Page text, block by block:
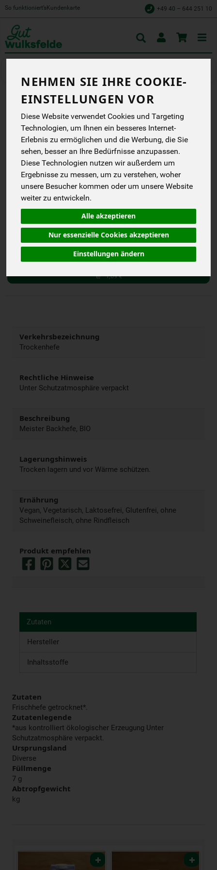
NEHMEN SIE IHRE COOKIE-
EINSTELLUNGEN VOR
Diese Website verwendet Cookies und Targeting
Technologien, um Ihnen ein besseres Internet-
Erlebnis zu ermöglichen und die Werbung, die Sie
sehen, besser an Ihre Bedürfnisse anzupassen.
Diese Technologien nutzen wir außerdem um
Ergebnisse zu messen, um zu verstehen, woher
unsere Besucher kommen oder um unsere Website
weiter zu entwickeln.
Alle akzeptieren
Nur essenzielle Cookies akzeptieren
Einstellungen ändern
So funktioniert’s Kundenkarte +49 40 – 644 251 10
MEISTER BACKHEFE
Bessere Hefe. Bessere
Biovegan
1,09 € / 7 g
7 g
1,09€
Verkehrsbezeichnung
Trockenhefe
Rechtliche Hinweise
Unter Schutzatmosphäre verpackt
Beschreibung
Meister Backhefe, BIO
Lagerungshinweis
Trocken lagern und vor Wärme schützen.
Ernährung
Vegan, Vegetarisch, Laktosefrei, Glutenfrei, ohne
Schweinefleisch, ohne Rindfleisch
Produkt empfehlen
Zutaten
Hersteller
Inhaltsstoffe
Zutaten
Frischhefe getrocknet*.
Zutatenlegende
*aus kontrolliert ökologischer Erzeugung Unter
Schutzatmosphäre verpackt.
Ursprungsland
Diverse
Füllmenge
7 g
Abtropfgewicht
kg
Toggle
cart